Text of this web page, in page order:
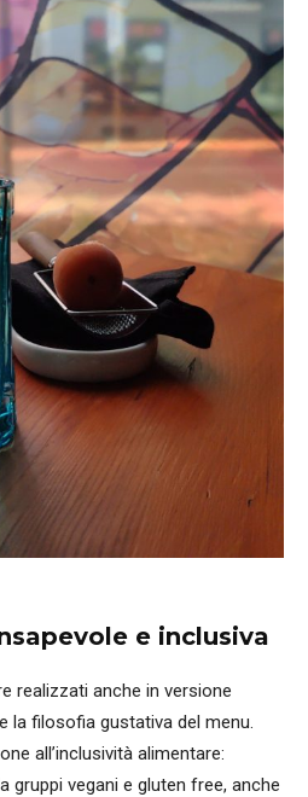
e inclusiva
realizzati anche in versione
la filosofia gustativa del menu.
all’inclusività alimentare:
gruppi vegani e gluten free, anche